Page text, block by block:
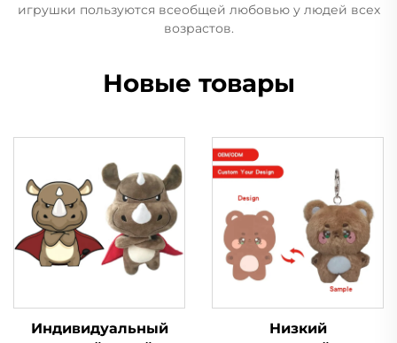
игрушки пользуются всеобщей любовью у людей всех
возрастов.
Новые товары
Индивидуальный
Низкий